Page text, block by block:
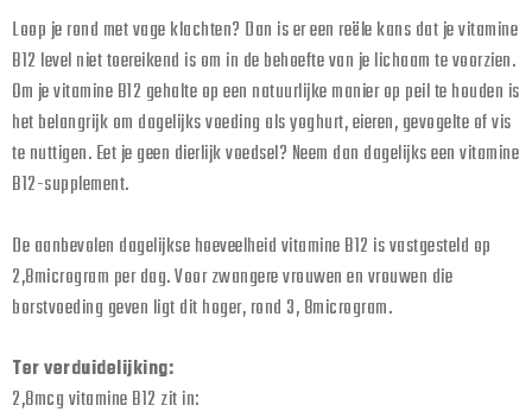
Loop je rond met vage klachten? Dan is er een reële kans dat je vitamine
B12 level niet toereikend is om in de behoefte van je lichaam te voorzien.
Om je vitamine B12 gehalte op een natuurlijke manier op peil te houden is
het belangrijk om dagelijks voeding als yoghurt, eieren, gevogelte of vis
te nuttigen. Eet je geen dierlijk voedsel? Neem dan dagelijks een vitamine
B12-supplement.
De aanbevolen dagelijkse hoeveelheid vitamine B12 is vastgesteld op
2,8microgram per dag. Voor zwangere vrouwen en vrouwen die
borstvoeding geven ligt dit hoger, rond 3, 8microgram.
Ter verduidelijking:
2,8mcg vitamine B12 zit in: